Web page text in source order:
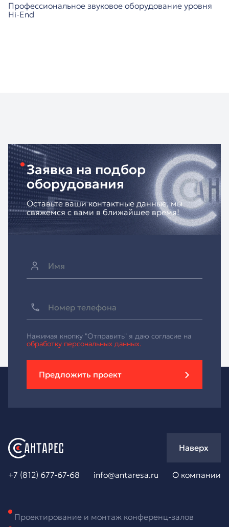
Профессиональное звуковое оборудование уровня
Hi-End
Заявка на подбор
оборудования
Оставьте ваши контактные данные, мы
свяжемся с вами в ближайшее время!
Нажимая кнопку "Отправить" я даю согласие на
обработку персональных данных.
Предложить проект
+7 (812) 677-67-68 info@antaresa.ru О компании
Наверх
Проектирование и монтаж конференц-залов